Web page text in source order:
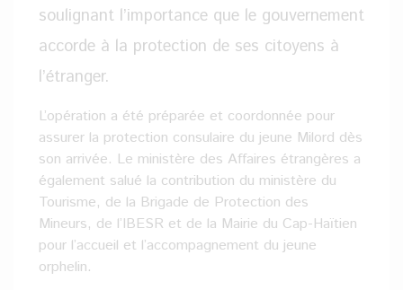
soulignant l’importance que le gouvernement
accorde à la protection de ses citoyens à
l’étranger.
L’opération a été préparée et coordonnée pour
assurer la protection consulaire du jeune Milord dès
son arrivée. Le ministère des Affaires étrangères a
également salué la contribution du ministère du
Tourisme, de la Brigade de Protection des
Mineurs, de l’IBESR et de la Mairie du Cap-Haïtien
pour l’accueil et l’accompagnement du jeune
orphelin.